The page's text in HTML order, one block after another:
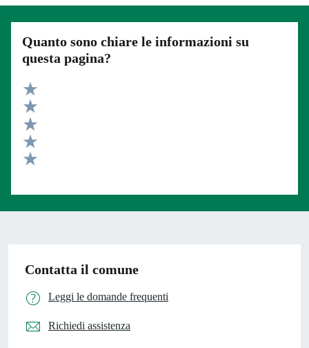
Quanto sono chiare le informazioni su
questa pagina?
Valuta 5 stelle su 5
Valuta 4 stelle su 5
Valuta 3 stelle su 5
Valuta 2 stelle su 5
Contatta il comune
Leggi le domande frequenti
Richiedi assistenza